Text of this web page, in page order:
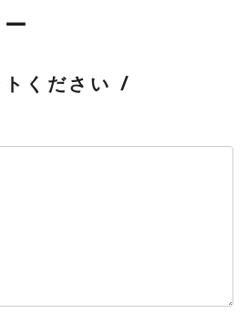
トください /